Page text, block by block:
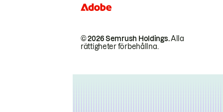
© 2026 Semrush Holdings.Alla
rättigheter förbehållna.